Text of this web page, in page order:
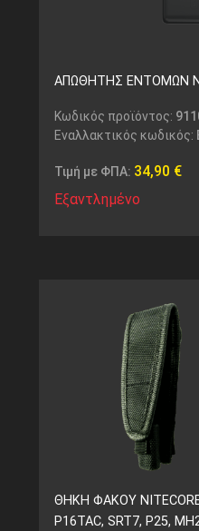
ΑΠΩΘΗΤΗΣ ΕΝΤΟΜΩΝ
Κωδικός προϊόντος:
Εναλλακτικός κωδικός:
Τιμή με ΦΠΑ: 34,90 €
Εξαντλημένο
ΘΗΚΗ ΦΑΚΟΥ NITECORE
P16TAC, SRT7, P25,